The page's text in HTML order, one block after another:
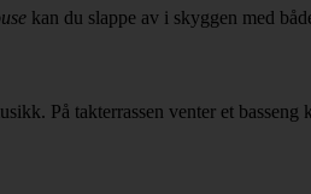
kan du slappe av i skyggen med
På takterrassen venter et basseng